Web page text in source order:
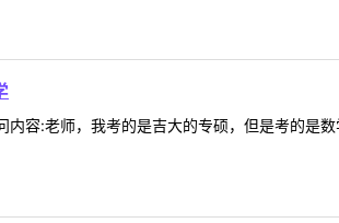
:老师，我考的是吉大的专硕，但是考的是数